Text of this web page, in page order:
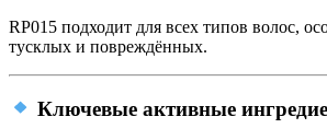
RP015 подходит для всех типов волос,
тусклых и повреждённых.
Ключевые активные